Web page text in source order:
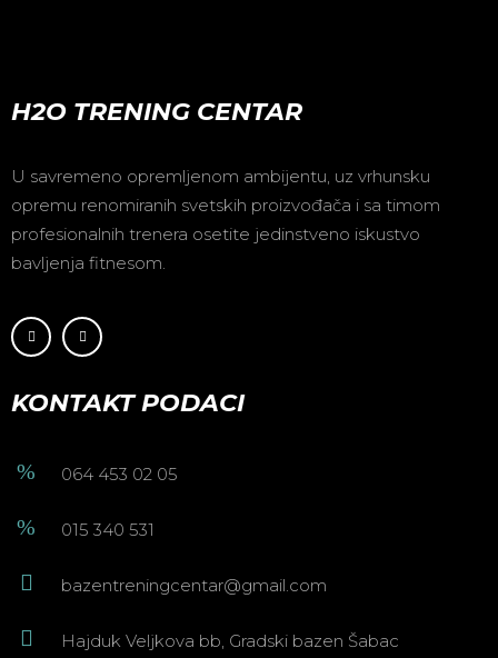
H2O TRENING CENTAR
U savremeno opremljenom ambijentu, uz vrhunsku
opremu renomiranih svetskih proizvođača i sa timom
profesionalnih trenera osetite jedinstveno iskustvo
bavljenja fitnesom.
KONTAKT PODACI
064 453 02 05
015 340 531
bazentreningcentar@gmail.com
Hajduk Veljkova bb, Gradski bazen Šabac